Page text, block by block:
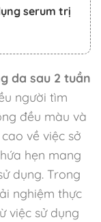
serum trị
da sau 2 tuần
người tìm
đều màu và
về việc sở
hẹn mang
dụng. Trong
nghiệm thực
việc sử dụng